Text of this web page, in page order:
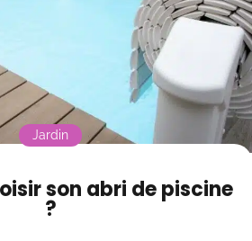
son abri de piscine
?
Jardin